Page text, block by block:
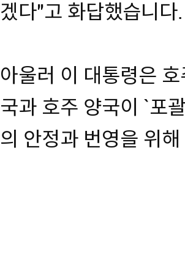
겠다"고 화답했습니다.
아울러 이 대통령은
국과 호주 양국이 `포
의 안정과 번영을 위